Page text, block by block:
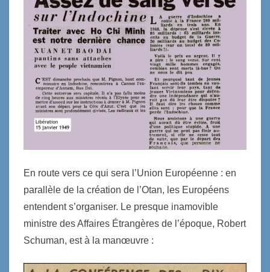
En route vers ce qui sera l’Union Européenne : en
parallèle de la création de l’Otan, les Européens
entendent s’organiser. Le presque inamovible
ministre des Affaires Étrangères de l’époque, Robert
Schuman, est à la manœuvre :